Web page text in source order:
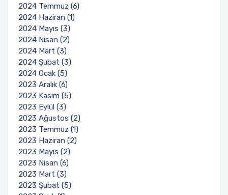
2024 Temmuz (6)
2024 Haziran (1)
2024 Mayıs (3)
2024 Nisan (2)
2024 Mart (3)
2024 Şubat (3)
2024 Ocak (5)
2023 Aralık (6)
2023 Kasım (5)
2023 Eylül (3)
2023 Ağustos (2)
2023 Temmuz (1)
2023 Haziran (2)
2023 Mayıs (2)
2023 Nisan (6)
2023 Mart (3)
2023 Şubat (5)